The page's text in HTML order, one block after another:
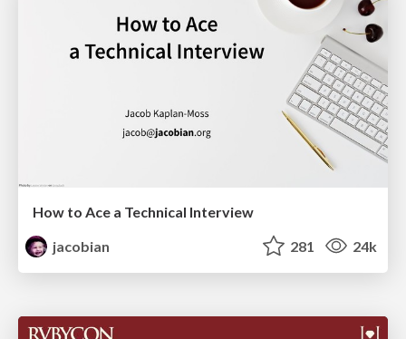
How to Ace a Technical Interview
jacobian
281 24k